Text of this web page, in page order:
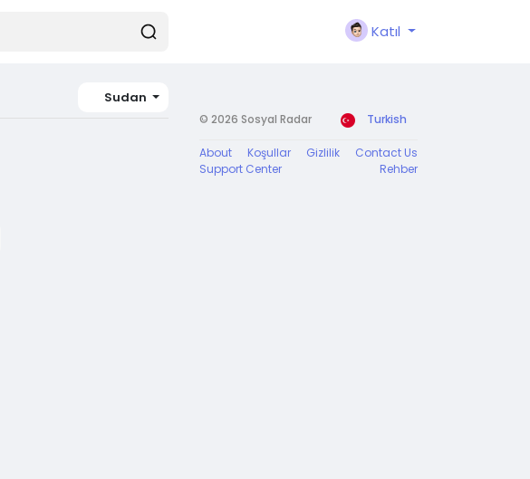
Katıl
Sudan
© 2026 Sosyal Radar Turkish
About Koşullar Gizlilik
Contact Us
Support Center
Rehber